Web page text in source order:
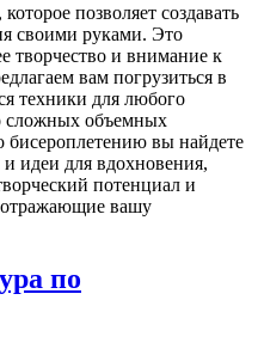
позволяет создавать
своими руками. Это
творчество и внимание к
вам погрузиться в
техники для любого
сложных объемных
вы найдете
идеи для вдохновения,
потенциал и
отражающие вашу
по